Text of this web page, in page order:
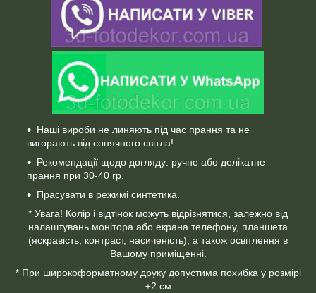
Наші вироби не линяють під час прання та не
вигорають від сонячного світла!
Рекомендації щодо догляду: ручне або делікатне
прання при 30-40 гр.
Прасувати в режимі синтетика.
* Увага! Колір і відтінок можуть відрізнятися, залежно від
налаштувань монітора або екрана телефону, планшета
(яскравість, контраст, насиченість), а також освітлення в
Вашому приміщенні.
* При широкоформатному друку допустима похибка у розмірі
±2 см